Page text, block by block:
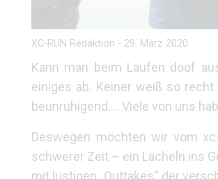
XC-RUN Redaktion - 29. März 2020
Kann man beim Laufen doof
einiges ab. Keiner weiß so
beunruhigend…. Viele von uns
Deswegen möchten wir vom
schwerer Zeit – ein Lächeln ins
mit lustigen „Outtakes“ der